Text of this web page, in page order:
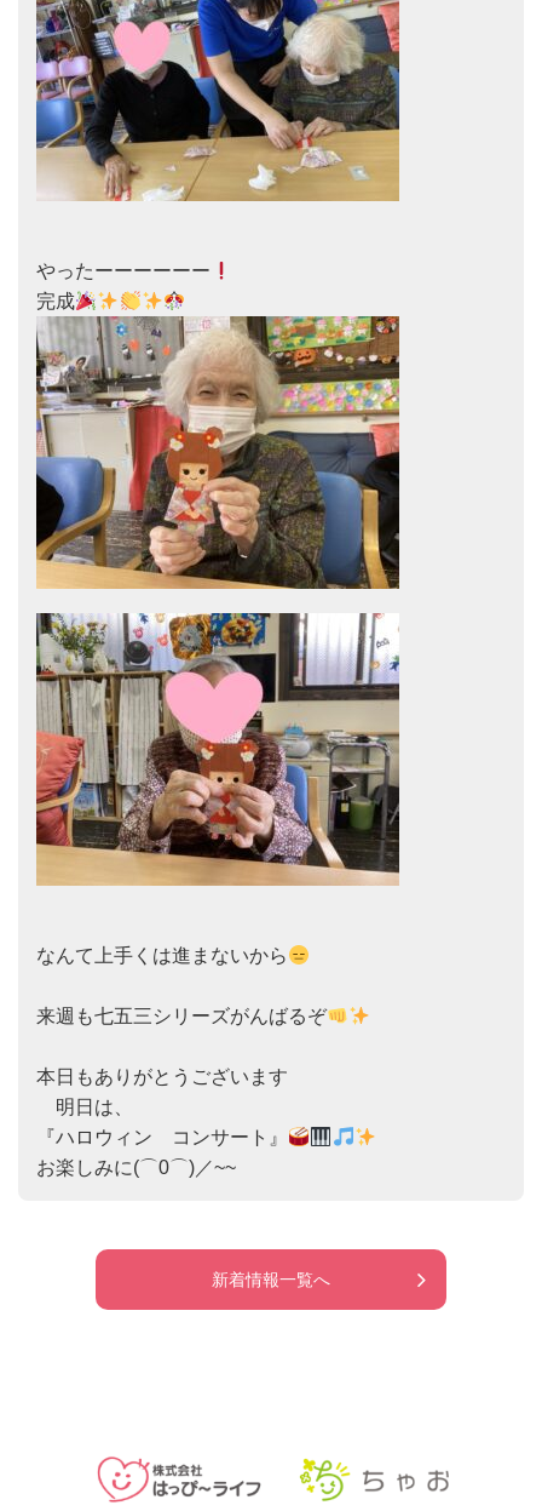
やったーーーーーー
完成
なんて上手くは進まないから
来週も七五三シリーズがんばるぞ
本日もありがとうございます
明日は、
『ハロウィン　コンサート』
お楽しみに(⌒0⌒)／~~
新着情報一覧へ